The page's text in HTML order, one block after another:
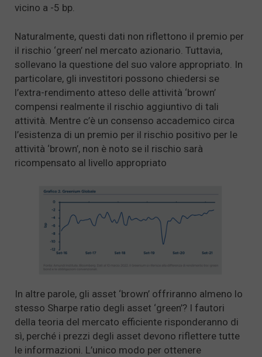
vicino a -5 bp.
Naturalmente, questi dati non riflettono il premio per
il rischio ‘green’ nel mercato azionario. Tuttavia,
sollevano la questione del suo valore appropriato. In
particolare, gli investitori possono chiedersi se
l’extra-rendimento atteso delle attività ‘brown’
compensi realmente il rischio aggiuntivo di tali
attività. Mentre c’è un consenso accademico circa
l’esistenza di un premio per il rischio positivo per le
attività ‘brown’, non è noto se il rischio sarà
ricompensato al livello appropriato
In altre parole, gli asset ‘brown’ offriranno almeno lo
stesso Sharpe ratio degli asset ‘green’? I fautori
della teoria del mercato efficiente risponderanno di
sì, perché i prezzi degli asset devono riflettere tutte
le informazioni. L’unico modo per ottenere